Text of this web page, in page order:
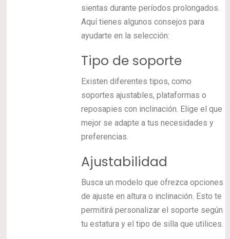
sientas durante períodos prolongados.
Aquí tienes algunos consejos para
ayudarte en la selección:
Tipo de soporte
Existen diferentes tipos, como
soportes ajustables, plataformas o
reposapies con inclinación. Elige el que
mejor se adapte a tus necesidades y
preferencias.
Ajustabilidad
Busca un modelo que ofrezca opciones
de ajuste en altura o inclinación. Esto te
permitirá personalizar el soporte según
tu estatura y el tipo de silla que utilices.